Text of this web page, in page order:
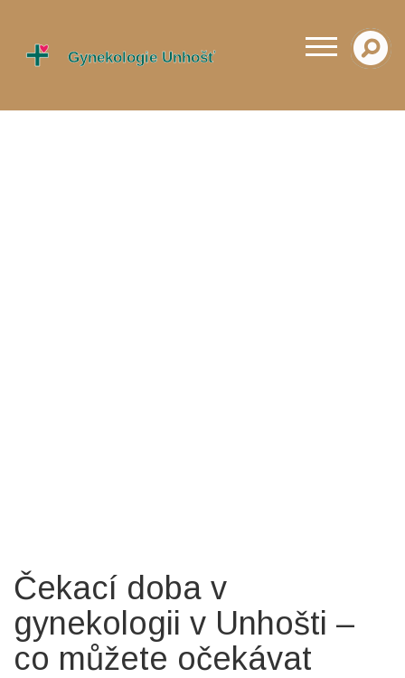
Čekací doba v
gynekologii v Unhošti –
co můžete očekávat